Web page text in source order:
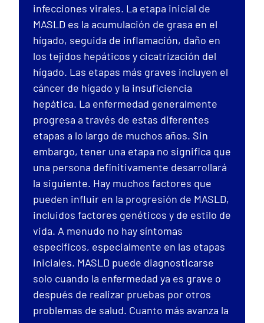
infecciones virales. La etapa inicial de
MASLD es la acumulación de grasa en el
hígado, seguida de inflamación, daño en
los tejidos hepáticos y cicatrización del
hígado. Las etapas más graves incluyen el
cáncer de hígado y la insuficiencia
hepática. La enfermedad generalmente
progresa a través de estas diferentes
etapas a lo largo de muchos años. Sin
embargo, tener una etapa no significa que
una persona definitivamente desarrollará
la siguiente. Hay muchos factores que
pueden influir en la progresión de MASLD,
incluidos factores genéticos y de estilo de
vida. A menudo no hay síntomas
específicos, especialmente en las etapas
iniciales. MASLD puede diagnosticarse
solo cuando la enfermedad ya es grave o
después de realizar pruebas por otros
problemas de salud. Cuanto más avanza la